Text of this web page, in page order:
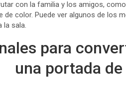
con la familia y los amigos,
de color. Puede ver algunos de los
la sala.
para
una portada